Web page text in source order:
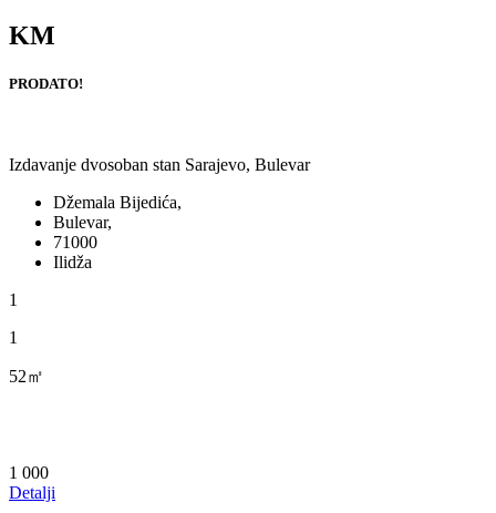
KM
PRODATO!
Izdavanje dvosoban stan Sarajevo, Bulevar
Džemala Bijedića,
Bulevar,
71000
Ilidža
1
1
52㎡
1 000
Detalji